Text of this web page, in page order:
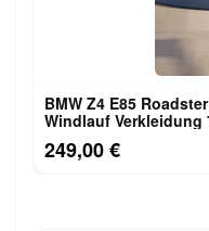
BMW Z4 E85
Windlauf Verkleidung
249,00 €